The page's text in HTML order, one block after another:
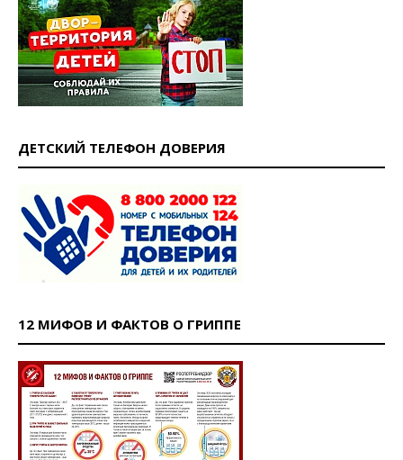
ДЕТСКИЙ ТЕЛЕФОН ДОВЕРИЯ
12 МИФОВ И ФАКТОВ О ГРИППЕ